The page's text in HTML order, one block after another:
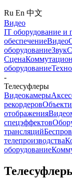
Ru En 中文
Видео
IT оборудование и
обеспечениеВидео
оборудованиеЗвук
Сцена
оборудование
-
Телесуфлеры
Видеокамеры
рекордеров
отображения
спецэффектов
трансляций
телепроизводства
оборудование